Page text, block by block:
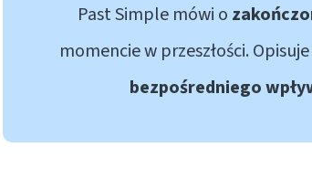
Past Simple mówi o
momencie w przeszłości.
bezpośredniego